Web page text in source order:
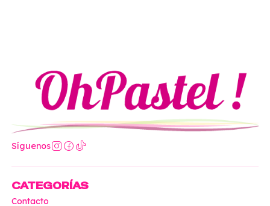
Síguenos
CATEGORÍAS
Contacto